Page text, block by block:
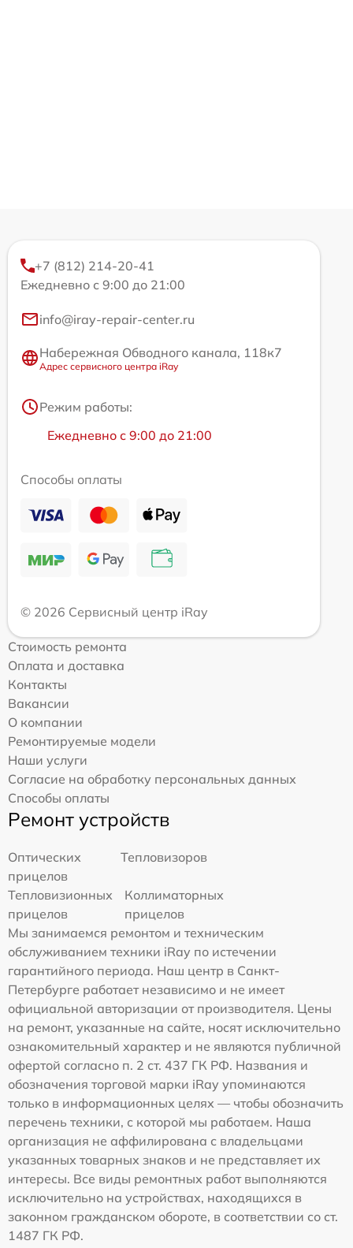
+7 (812) 214-20-41
Ежедневно с 9:00 до 21:00
info@iray-repair-center.ru
Набережная Обводного канала, 118к7
Адрес сервисного центра iRay
Режим работы:
Ежедневно с 9:00 до 21:00
Способы оплаты
© 2026 Сервисный центр iRay
Стоимость ремонта
Оплата и доставка
Контакты
Вакансии
О компании
Ремонтируемые модели
Наши услуги
Согласие на обработку персональных данных
Способы оплаты
Ремонт устройств
Оптических
прицелов
Тепловизоров
Тепловизионных
прицелов
Коллиматорных
прицелов
Мы занимаемся ремонтом и техническим
обслуживанием техники iRay по истечении
гарантийного периода. Наш центр в Санкт-
Петербурге работает независимо и не имеет
официальной авторизации от производителя. Цены
на ремонт, указанные на сайте, носят исключительно
ознакомительный характер и не являются публичной
офертой согласно п. 2 ст. 437 ГК РФ. Названия и
обозначения торговой марки iRay упоминаются
только в информационных целях — чтобы обозначить
перечень техники, с которой мы работаем. Наша
организация не аффилирована с владельцами
указанных товарных знаков и не представляет их
интересы. Все виды ремонтных работ выполняются
исключительно на устройствах, находящихся в
законном гражданском обороте, в соответствии со ст.
1487 ГК РФ.